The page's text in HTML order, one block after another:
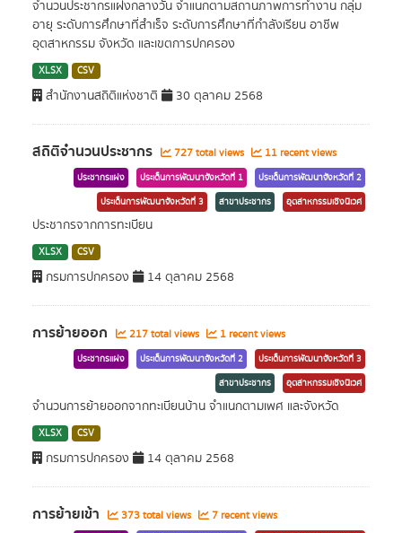
จำนวนประชากรแฝงกลางวัน จำแนกตามสถานภาพการทำงาน กลุ่ม
อายุ ระดับการศึกษาที่สำเร็จ ระดับการศึกษาที่กำลังเรียน อาชีพ
อุตสาหกรรม จังหวัด และเขตการปกครอง
XLSX CSV
สำนักงานสถิติแห่งชาติ 30 ตุลาคม 2568
สถิติจำนวนประชากร 727 total views 11 recent views
ประชากรแฝง ประเด็นการพัฒนาจังหวัดที่ 1
ประเด็นการพัฒนาจังหวัดที่ 2
ประเด็นการพัฒนาจังหวัดที่ 3
สาขาประชากร อุตสาหกรรมเชิงนิเวศ
ประชากรจากการทะเบียน
XLSX CSV
กรมการปกครอง 14 ตุลาคม 2568
การย้ายออก 217 total views 1 recent views
ประชากรแฝง ประเด็นการพัฒนาจังหวัดที่ 2
ประเด็นการพัฒนาจังหวัดที่ 3
สาขาประชากร
อุตสาหกรรมเชิงนิเวศ
จำนวนการย้ายออกจากทะเบียนบ้าน จำแนกตามเพศ และจังหวัด
XLSX CSV
กรมการปกครอง 14 ตุลาคม 2568
การย้ายเข้า 373 total views 7 recent views